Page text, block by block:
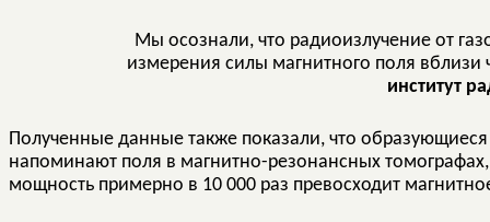
Мы осознали, что радиоизлучение от
измерения силы магнитного поля
институт
Полученные данные также показали, что
напоминают поля в магнитно-резонансных
мощность примерно в 10 000 раз превосходит